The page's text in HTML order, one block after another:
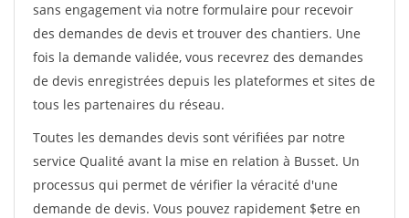
sans engagement via notre formulaire pour recevoir
des demandes de devis et trouver des chantiers. Une
fois la demande validée, vous recevrez des demandes
de devis enregistrées depuis les plateformes et sites de
tous les partenaires du réseau.
Toutes les demandes devis sont vérifiées par notre
service Qualité avant la mise en relation à Busset. Un
processus qui permet de vérifier la véracité d'une
demande de devis. Vous pouvez rapidement $etre en